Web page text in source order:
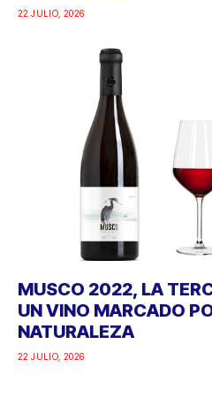
22 JULIO, 2026
MUSCO 2022, LA
UN VINO MARCADO
NATURALEZA
22 JULIO, 2026